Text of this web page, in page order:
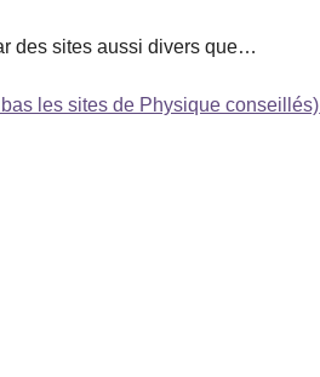
des sites aussi divers que…
les sites de Physique conseillés)